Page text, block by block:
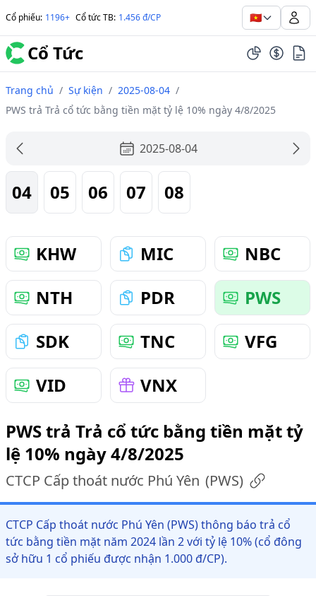
Cổ phiếu: 1196+ Cổ tức TB: 1.456 đ/CP 🇻🇳
Cổ Tức
Trang chủ / Sự kiện / 2025-08-04 /
PWS trả Trả cổ tức bằng tiền mặt tỷ lệ 10% ngày 4/8/2025
2025-08-04
04 05 06 07 08
KHW MIC
NBC
NTH
PDR
PWS
SDK
TNC
VFG
VID
VNX
PWS trả Trả cổ tức bằng tiền mặt tỷ
lệ 10% ngày 4/8/2025
CTCP Cấp thoát nước Phú Yên (PWS)
CTCP Cấp thoát nước Phú Yên (PWS) thông báo trả cổ
tức bằng tiền mặt năm 2024 lần 2 với tỷ lệ 10% (cổ đông
sở hữu 1 cổ phiếu được nhận 1.000 đ/CP).